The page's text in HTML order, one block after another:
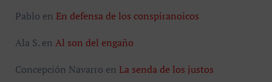
Pablo en En defensa de los conspiranoicos
Ala S.en Al son del engaño
Concepción Navarro en La senda de los justos